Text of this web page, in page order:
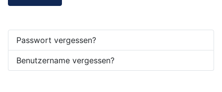
Passwort vergessen?
Benutzername vergessen?